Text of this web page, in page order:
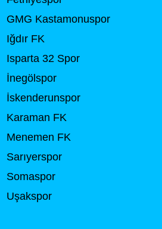
GMG Kastamonuspor
Iğdır FK
Isparta 32 Spor
İnegölspor
İskenderunspor
Karaman FK
Menemen FK
Sarıyerspor
Somaspor
Uşakspor